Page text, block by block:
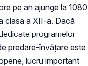
pe an ajunge la 1080
clasa a XII-a. Dacă
programelor
predare-învățare este
lucru important